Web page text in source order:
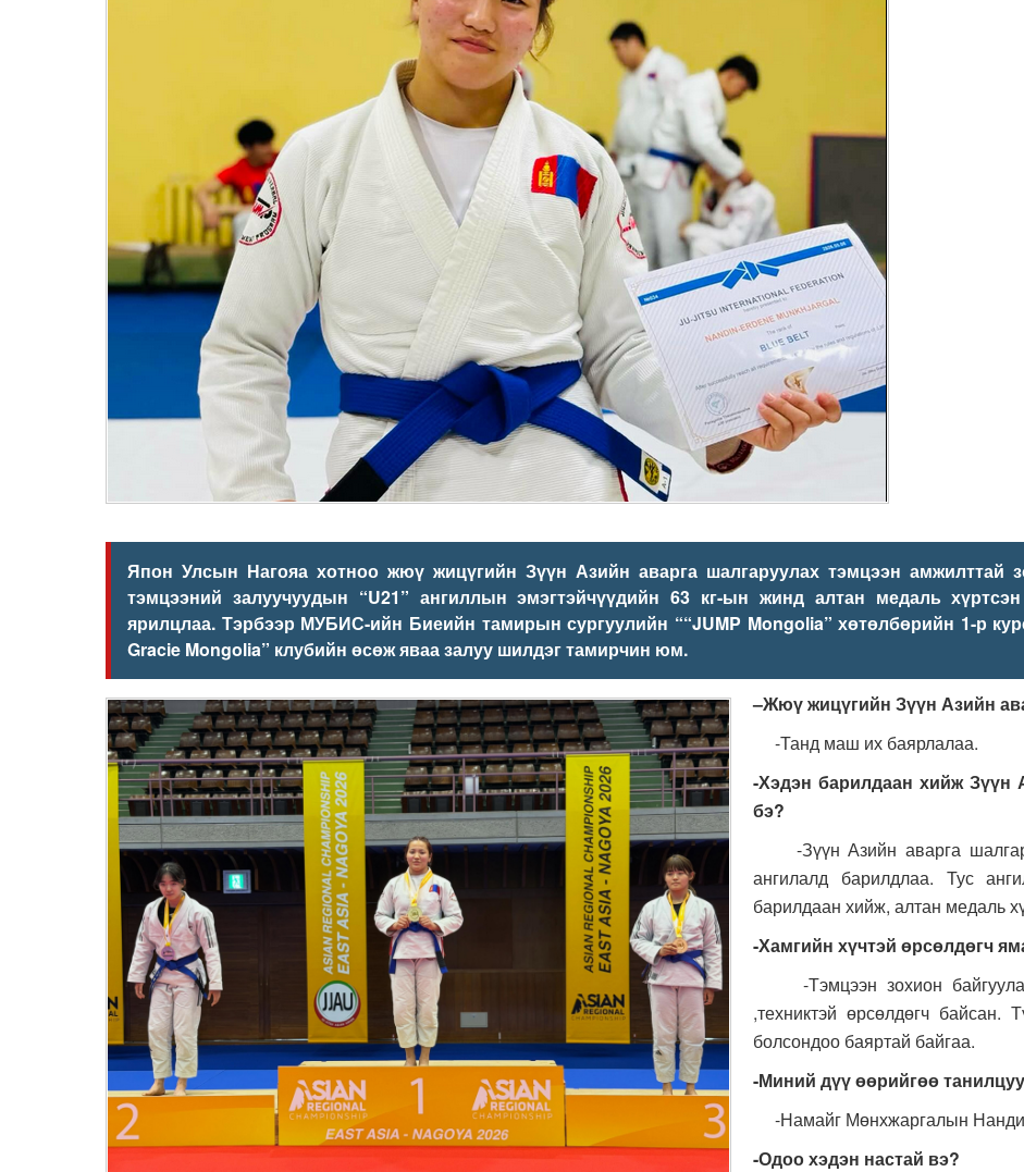
Япон Улсын Нагояа хотноо жюү жицүгийн Зүүн Азийн аварга шалгаруулах тэмцээн амжилттай
тэмцээний залуучуудын “U21” ангиллын эмэгтэйчүүдийн 63 кг-ын жиндалтан медаль хүртсэн
ярилцлаа. Тэрбээр МУБИС-ийн Биеийн тамирын сургуулийн ““JUMP Mongolia” хөтөлбөрийн 1-р
Gracie Mongolia” клубийн өсөж яваа залуу шилдэг тамирчин юм.
–Жюү жицүгийн Зүүн Азийн
-Танд маш их баярлалаа.
-Хэдэн барилдаан хийж Зүүн
бэ?
-Зүүн Азийн аварга
ангилалд барилдлаа. Тус
барилдаан хийж, алтан медаль
-Хамгийн хүчтэй өрсөлдөгч
-Тэмцээн зохион
,техниктэй өрсөлдөгч байсан.
болсондоо баяртай байгаа.
-Миний дүү өөрийгөө
-Намайг Мөнхжаргалын
-Одоо хэдэн настай вэ?